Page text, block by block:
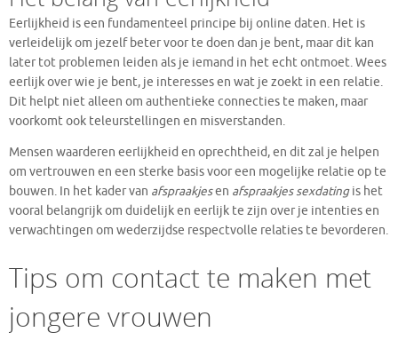
Eerlijkheid is een fundamenteel principe bij online daten. Het is
verleidelijk om jezelf beter voor te doen dan je bent, maar dit kan
later tot problemen leiden als je iemand in het echt ontmoet. Wees
eerlijk over wie je bent, je interesses en wat je zoekt in een relatie.
Dit helpt niet alleen om authentieke connecties te maken, maar
voorkomt ook teleurstellingen en misverstanden.
Mensen waarderen eerlijkheid en oprechtheid, en dit zal je helpen
om vertrouwen en een sterke basis voor een mogelijke relatie op te
bouwen. In het kader van afspraakjesen afspraakjes sexdatingis het
vooral belangrijk om duidelijk en eerlijk te zijn over je intenties en
verwachtingen om wederzijdse respectvolle relaties te bevorderen.
Tips om contact te maken met
jongere vrouwen